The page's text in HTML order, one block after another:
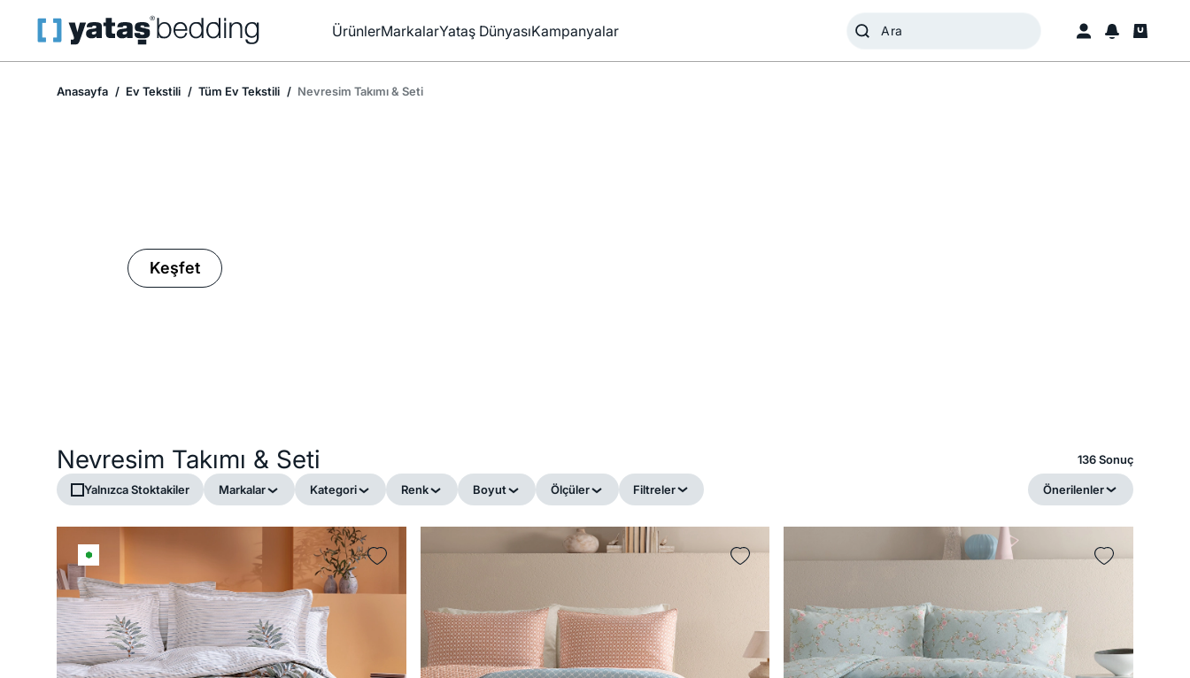
ÜrünlerMarkalarYataş DünyasıKampanyalar
Anasayfa Ev Tekstili Tüm Ev Tekstili Nevresim Takımı & Seti
Keşfet
Nevresim Takımı & Seti 136 Sonuç
Yalnızca Stoktakiler Markalar Kategori Renk Boyut Ölçüler Filtreler Önerilenler